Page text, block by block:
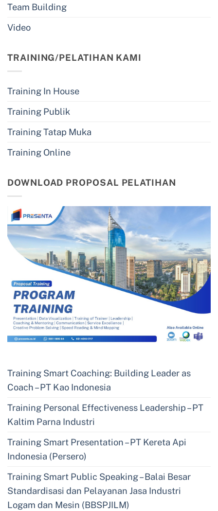
Team Building
Video
TRAINING/PELATIHAN KAMI
Training In House
Training Publik
Training Tatap Muka
Training Online
DOWNLOAD PROPOSAL PELATIHAN
Training Smart Coaching: Building Leader as
Coach – PT Kao Indonesia
Training Personal Effectiveness Leadership – PT
Kaltim Parna Industri
Training Smart Presentation – PT Kereta Api
Indonesia (Persero)
Training Smart Public Speaking – Balai Besar
Standardisasi dan Pelayanan Jasa Industri
Logam dan Mesin (BBSPJILM)